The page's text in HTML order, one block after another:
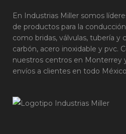
En Industrias Miller somos
de productos para la
como bridas, válvulas, tubería y
carbón, acero inoxidable y pvc.
nuestros centros en Monterrey
envíos a clientes en todo